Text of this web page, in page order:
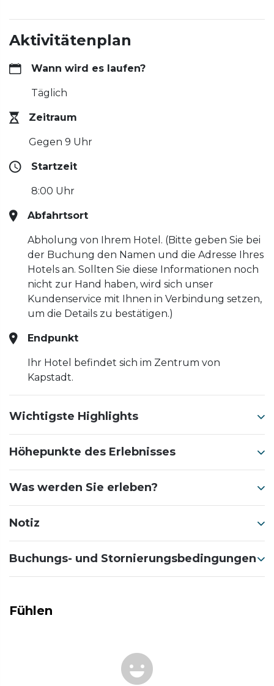
Aktivitätenplan
Wann wird es laufen?
Täglich
Zeitraum
Gegen 9 Uhr
Startzeit
8:00 Uhr
Abfahrtsort
Abholung von Ihrem Hotel. (Bitte geben Sie bei
der Buchung den Namen und die Adresse Ihres
Hotels an. Sollten Sie diese Informationen noch
nicht zur Hand haben, wird sich unser
Kundenservice mit Ihnen in Verbindung setzen,
um die Details zu bestätigen.)
Endpunkt
Ihr Hotel befindet sich im Zentrum von
Kapstadt.
Wichtigste Highlights
Höhepunkte des Erlebnisses
Was werden Sie erleben?
Notiz
Buchungs- und Stornierungsbedingungen
Fühlen